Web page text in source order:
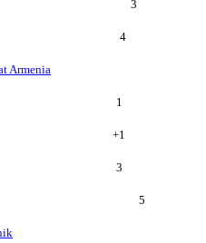
3
4
Armenia
1
+1
3
5